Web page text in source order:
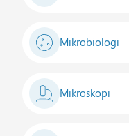
Mikrobiologi
Mikroskopi